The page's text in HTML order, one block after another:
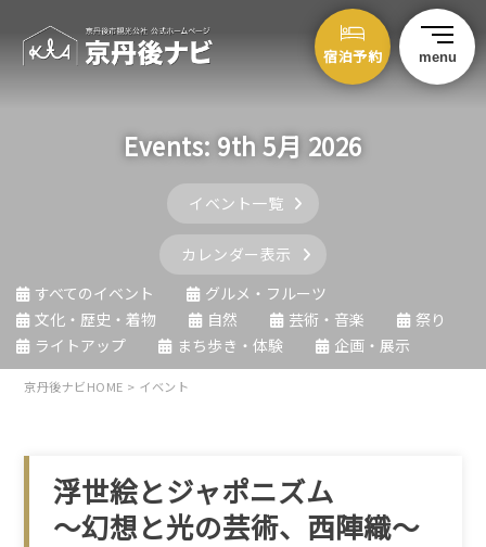
宿泊予約 menu
Events: 9th 5月 2026
イベント一覧
カレンダー表示
すべてのイベント
グルメ・フルーツ
文化・歴史・着物
自然 芸術・音楽
祭り
ライトアップ
まち歩き・体験 企画・展示
京丹後ナビHOME > イベント
浮世絵とジャポニズム
～幻想と光の芸術、西陣織～